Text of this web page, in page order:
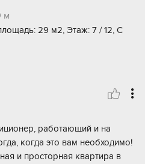
м
29 м2, Этаж: 7 / 12, С
работающий и на
когда это вам необходимо!
и просторная квартира в